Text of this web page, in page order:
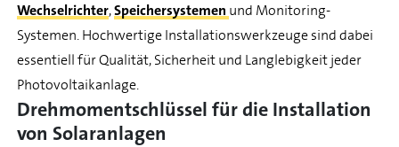
Wechselrichter,Speichersystemen und Monitoring-
Systemen. Hochwertige Installationswerkzeuge sind dabei
essentiell für Qualität, Sicherheit und Langlebigkeit jeder
Photovoltaikanlage.
Drehmomentschlüssel für die Installation
von Solaranlagen